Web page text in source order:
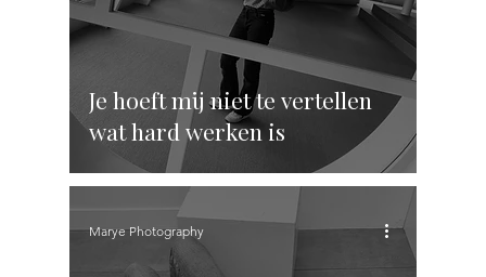
Je hoeft mij niet te vertellen
wat hard werken is
Marye Photography